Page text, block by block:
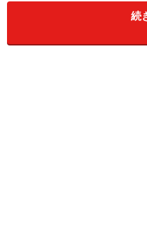
合わせると実に73.7％の
います。この傾向は、マ
につれ高まり、「漠然と
続